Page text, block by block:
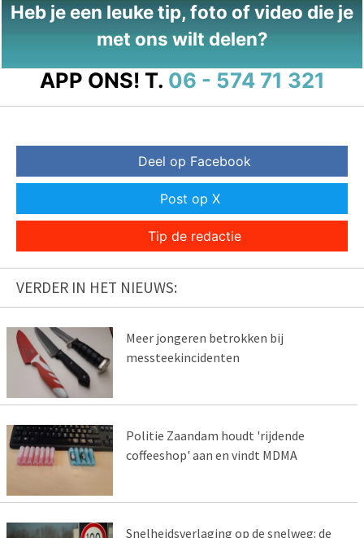
Heb je een leuke tip, foto of video die je
met ons wilt delen?
APP ONS! T. 06 - 574 71 321
Deel op Facebook
Post op X
Tip de redactie
VERDER IN HET NIEUWS:
Meer jongeren betrokken bij
messteekincidenten
Politie Zaandam houdt 'rijdende
coffeeshop' aan en vindt MDMA
Snelheidsverlaging op de snelweg: de